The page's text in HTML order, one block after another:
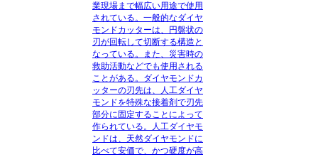
業現場まで幅広い用途で使用
されている。一般的なダイヤ
モンドカッターは、円盤状の
刃が回転して切断する構造と
なっている。また、災害時の
救助活動などでも使用される
ことがある。ダイヤモンドカ
ッターの刃先は、人工ダイヤ
モンドを特殊な接着剤で刃先
部分に固定することによって
作られている。人工ダイヤモ
ンドは、天然ダイヤモンドに
比べて安価で、かつ硬度が高